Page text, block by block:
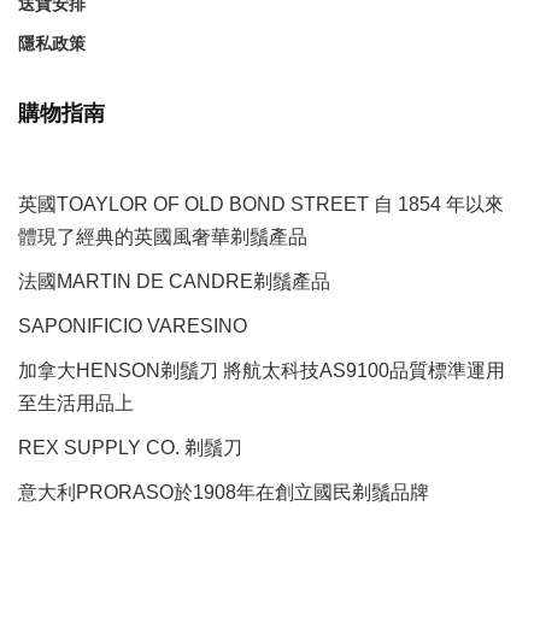
隱私政策
購物指南
英國TOAYLOR OF OLD BOND STREET 自 1854 年以來
體現了經典的英國風奢華剃鬚產品
法國MARTIN DE CANDRE剃鬚產品
SAPONIFICIO VARESINO
加拿大HENSON剃鬚刀 將航太科技AS9100品質標準運用
至生活用品上
REX SUPPLY CO. 剃鬚刀
意大利PRORASO於1908年在創立國民剃鬚品牌